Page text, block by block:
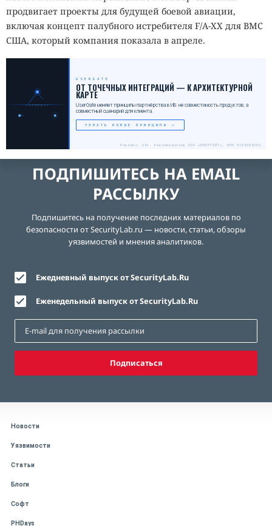
продвигает проекты для будущей боевой авиации,
включая концепт палубного истребителя F/A-XX для ВМС
США, который компания показала в апреле.
USERGATE
USERGATE
ОТ ТОЧЕЧНЫХ ИНТЕГРАЦИЙ — К АРХИТЕКТУРНОЙ
КАРТЕ
UserGate меняет принципы партнёрства в ИБ: не совместимость продуктов, а
совместный сценарий для клиента.
УЗНАТЬ НОВЫЕ ПРИНЦИПЫ →
Реклама. 18+. Рекламодатель ООО «ЮЗЕРГЕЙТ», ИНН 5408308256
ПОДПИШИТЕСЬ НА EMAIL
РАССЫЛКУ
Подпишитесь на получение последних материалов по
безопасности от SecurityLab.ru — новости, статьи, обзоры
уязвимостей и мнения аналитиков.
Ежедневный выпуск от SecurityLab.Ru
Еженедельный выпуск от SecurityLab.Ru
Подписаться
Новости
Уязвимости
Статьи
Блоги
Софт
PHDays